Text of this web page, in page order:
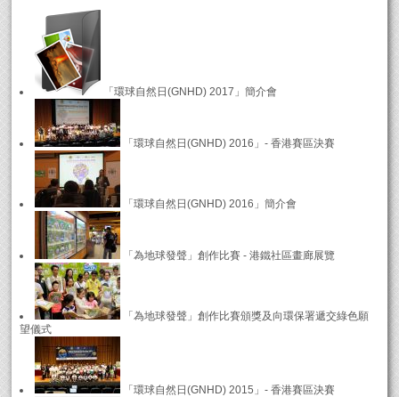
「環球自然日(GNHD) 2017」簡介會
「環球自然日(GNHD) 2016」- 香港賽區決賽
「環球自然日(GNHD) 2016」簡介會
「為地球發聲」創作比賽 - 港鐵社區畫廊展覽
「為地球發聲」創作比賽頒獎及向環保署遞交綠色願
望儀式
「環球自然日(GNHD) 2015」- 香港賽區決賽